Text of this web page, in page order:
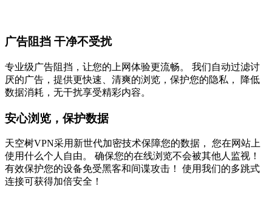
广告阻挡 干净不受扰
专业级广告阻挡，让您的上网体验更流畅。 我们自动过滤讨
厌的广告，提供更快速、清爽的浏览，保护您的隐私， 降低
数据消耗，无干扰享受精彩内容。
安心浏览，保护数据
天空树VPN采用新世代加密技术保障您的数据， 您在网站上
使用什么个人自由。 确保您的在线浏览不会被其他人监视！
有效保护您的设备免受黑客和间谍攻击！ 使用我们的多跳式
连接可获得加倍安全！